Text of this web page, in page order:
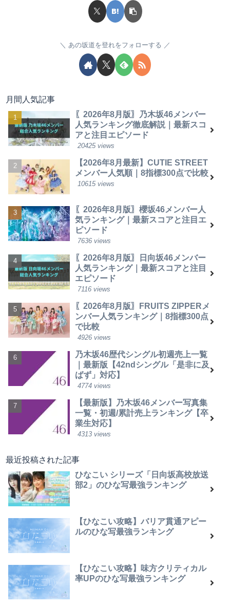
あの坂道を登れをフォローする
月間人気記事
〖2026年8月版〗乃木坂46メンバー
人気ランキング徹底解説｜最新スコ
アと注目エピソード
20425 views
【2026年8月最新】CUTIE STREET
メンバー人気順｜8指標300点で比較
10615 views
〖2026年8月版〗櫻坂46メンバー人
気ランキング｜最新スコアと注目エ
ピソード
7636 views
〖2026年8月版〗日向坂46メンバー
人気ランキング｜最新スコアと注目
エピソード
7116 views
〖2026年8月版〗FRUITS ZIPPERメ
ンバー人気ランキング｜8指標300点
で比較
4926 views
乃木坂46歴代シングル初週売上一覧
｜最新版【42ndシングル「是非に及
ばず」対応】
4774 views
【最新版】乃木坂46メンバー写真集
一覧・初週/累計売上ランキング【卒
業生対応】
4313 views
最近投稿された記事
ひなこい シリーズ「日向坂高校放送
部2」のひな写最強ランキング
【ひなこい攻略】バリア貫通アピー
ルのひな写最強ランキング
【ひなこい攻略】味方クリティカル
率UPのひな写最強ランキング